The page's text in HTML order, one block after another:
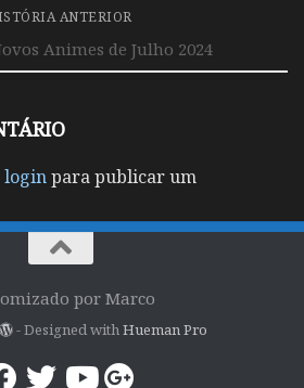
ANTERIOR
Animes de Julho 2024
loginpara publicar um
por Marco
- Designed withHueman Pro